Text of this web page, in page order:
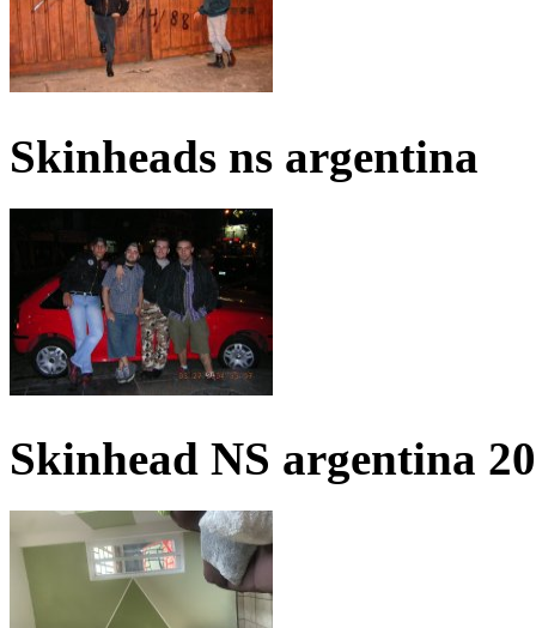
Skinheads ns argentina
Skinhead NS argentina